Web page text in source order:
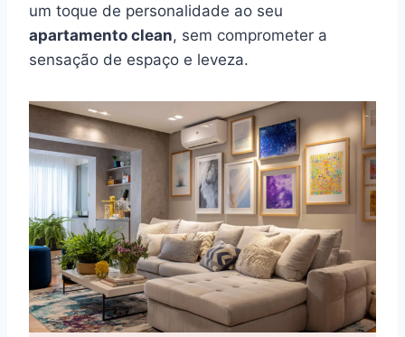
um toque de personalidade ao seu
apartamento clean, sem comprometer a
sensação de espaço e leveza.